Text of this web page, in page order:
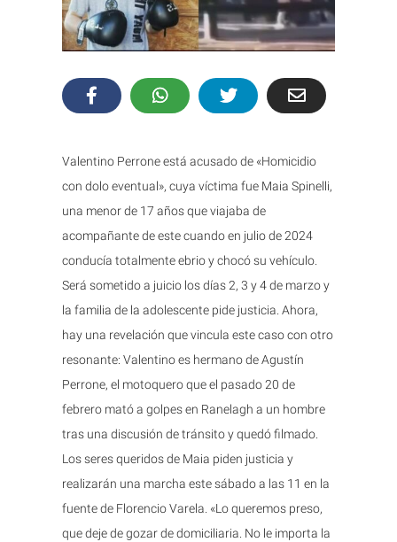
Valentino Perrone está acusado de «Homicidio
con dolo eventual», cuya víctima fue Maia Spinelli,
una menor de 17 años que viajaba de
acompañante de este cuando en julio de 2024
conducía totalmente ebrio y chocó su vehículo.
Será sometido a juicio los días 2, 3 y 4 de marzo y
la familia de la adolescente pide justicia. Ahora,
hay una revelación que vincula este caso con otro
resonante: Valentino es hermano de Agustín
Perrone, el motoquero que el pasado 20 de
febrero mató a golpes en Ranelagh a un hombre
tras una discusión de tránsito y quedó filmado.
Los seres queridos de Maia piden justicia y
realizarán una marcha este sábado a las 11 en la
fuente de Florencio Varela. «Lo queremos preso,
que deje de gozar de domiciliaria. No le importa la